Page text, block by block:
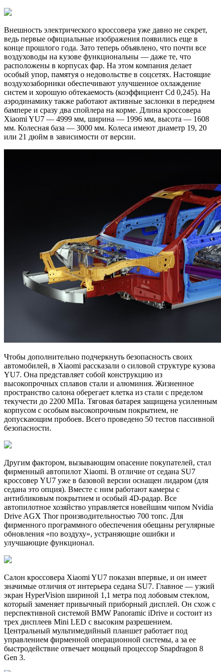
Внешность электрического кроссовера уже давно не секрет,
ведь первые официальные изображения появились еще в
конце прошлого года. Зато теперь объявлено, что почти все
воздуховоды на кузове функциональны — даже те, что
расположены в корпусах фар. На этом компания делает
особый упор, памятуя о недовольстве в соцсетях. Настоящие
воздухозаборники обеспечивают улучшенное охлаждение
систем и хорошую обтекаемость (коэффициент Cd 0,245). На
аэродинамику также работают активные заслонки в переднем
бампере и сразу два спойлера на корме. Длина кроссовера
Xiaomi YU7 — 4999 мм, ширина — 1996 мм, высота — 1608
мм. Колесная база — 3000 мм. Колеса имеют диаметр 19, 20
или 21 дюйм в зависимости от версии.
Чтобы дополнительно подчеркнуть безопасность своих
автомобилей, в Xiaomi рассказали о силовой структуре кузова
YU7. Она представляет собой конструкцию из
высокопрочных сплавов стали и алюминия. Жизненное
пространство салона оберегает клетка из стали с пределом
текучести до 2200 МПа. Тяговая батарея защищена усиленным
корпусом с особым высокопрочным покрытием, не
допускающим пробоев. Всего проведено 50 тестов пассивной
безопасности.
Другим фактором, вызывающим опасение покупателей, стал
фирменный автопилот Xiaomi. В отличие от седана SU7
кроссовер YU7 уже в базовой версии оснащен лидаром (для
седана это опция). Вместе с ним работают камеры с
антибликовым покрытием и особый 4D-радар. Все
автопилотное хозяйство управляется новейшим чипом Nvidia
Drive AGX Thor производительностью 700 топс. Для
фирменного программного обеспечения обещаны регулярные
обновления «по воздуху», устраняющие ошибки и
улучшающие функционал.
Салон кроссовера Xiaomi YU7 показан впервые, и он имеет
значимые отличия от интерьера седана SU7. Главное — узкий
экран HyperVision шириной 1,1 метра под лобовым стеклом,
который заменяет привычный приборный дисплей. Он схож с
перспективной системой BMW Panoramic iDrive и состоит из
трех дисплеев Mini LED с высоким разрешением.
Центральный мультимедийный планшет работает под
управлением фирменной операционной системы, а за ее
быстродействие отвечает мощный процессор Snapdragon 8
Gen 3.